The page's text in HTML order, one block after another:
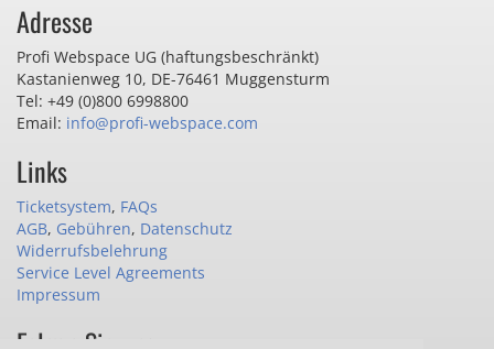
Adresse
Profi Webspace UG (haftungsbeschränkt)
Kastanienweg 10, DE-76461 Muggensturm
Tel: +49 (0)800 6998800
Email: info@profi-webspace.com
Links
Ticketsystem, FAQs
AGB, Gebühren, Datenschutz
Widerrufsbelehrung
Service Level Agreements
Impressum